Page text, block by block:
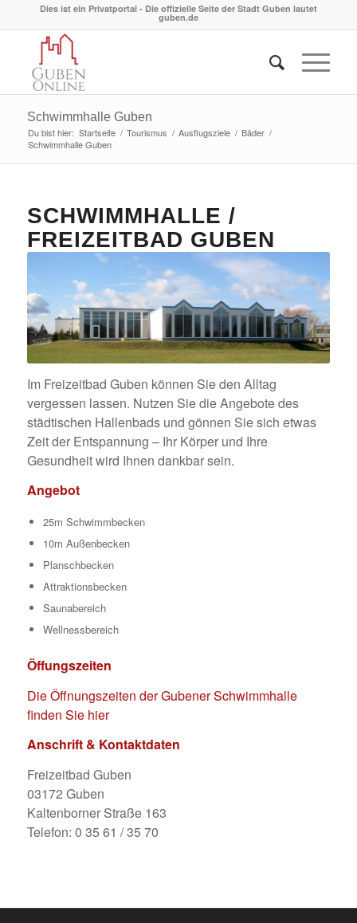
Dies ist ein Privatportal - Die offizielle Seite der Stadt Guben lautet
guben.de
Schwimmhalle Guben
Du bist hier: Startseite / Tourismus / Ausflugsziele / Bäder /
Schwimmhalle Guben
SCHWIMMHALLE /
FREIZEITBAD GUBEN
Im Freizeitbad Guben können Sie den Alltag
vergessen lassen. Nutzen Sie die Angebote des
städtischen Hallenbads und gönnen Sie sich etwas
Zeit der Entspannung – Ihr Körper und Ihre
Gesundheit wird Ihnen dankbar sein.
Angebot
25m Schwimmbecken
10m Außenbecken
Planschbecken
Attraktionsbecken
Saunabereich
Wellnessbereich
Öffungszeiten
Die Öffnungszeiten der Gubener Schwimmhalle
finden Sie hier
Anschrift & Kontaktdaten
Freizeitbad Guben
03172 Guben
Kaltenborner Straße 163
Telefon: 0 35 61 / 35 70